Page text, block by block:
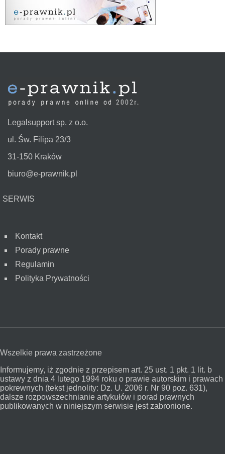
Legalsupport sp. z o.o.
ul. Św. Filipa 23/3
31-150 Kraków
biuro@e-prawnik.pl
SERWIS
Kontakt
Porady prawne
Regulamin
Polityka Prywatności
Wszelkie prawa zastrzeżone
Informujemy, iż zgodnie z przepisem art. 25 ust. 1 pkt. 1 lit. b
ustawy z dnia 4 lutego 1994 roku o prawie autorskim i prawach
pokrewnych (tekst jednolity: Dz. U. 2006 r. Nr 90 poz. 631),
dalsze rozpowszechnianie artykułów i porad prawnych
publikowanych w niniejszym serwisie jest zabronione.